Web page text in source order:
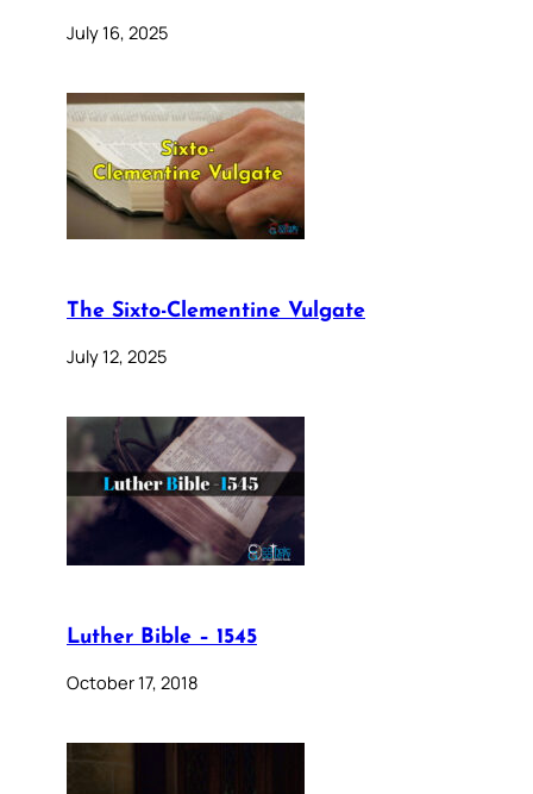
July 16, 2025
The Sixto-Clementine Vulgate
July 12, 2025
Luther Bible – 1545
October 17, 2018